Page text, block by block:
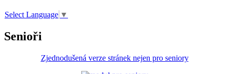
Select Language ▼
Senioři
Zjednodušená verze stránek nejen pro seniory